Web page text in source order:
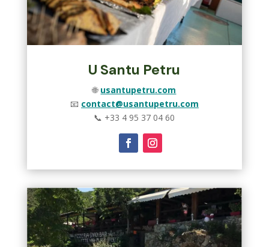
U Santu Petru
🌐 usantupetru.com
📧 contact@usantupetru.com
📞 +33 4 95 37 04 60